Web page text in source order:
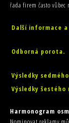
řada firem často vůbec
Další informace
Odborná porota.
Výsledky
Výsledky šestého
Harmonogram